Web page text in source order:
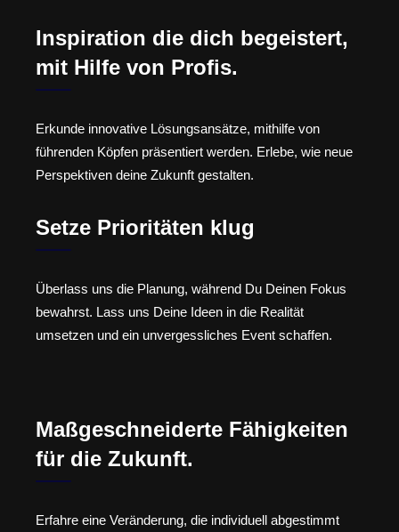
Inspiration die dich begeistert,
mit Hilfe von Profis.
Erkunde innovative Lösungsansätze, mithilfe von
führenden Köpfen präsentiert werden. Erlebe, wie neue
Perspektiven deine Zukunft gestalten.
Setze Prioritäten klug
Überlass uns die Planung, während Du Deinen Fokus
bewahrst. Lass uns Deine Ideen in die Realität
umsetzen und ein unvergessliches Event schaffen.
Maßgeschneiderte Fähigkeiten
für die Zukunft.
Erfahre eine Veränderung, die individuell abgestimmt